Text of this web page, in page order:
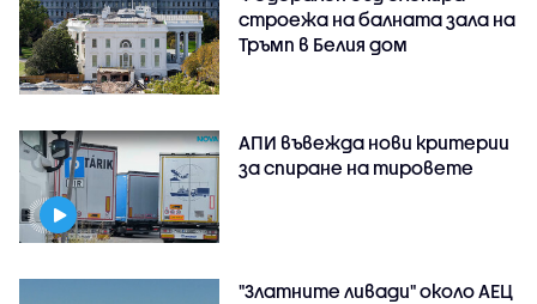
строежа на балната зала на
Тръмп в Белия дом
АПИ въвежда нови критерии
за спиране на тировете
"Златните ливади" около АЕЦ